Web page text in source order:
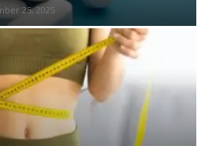
25, 2025